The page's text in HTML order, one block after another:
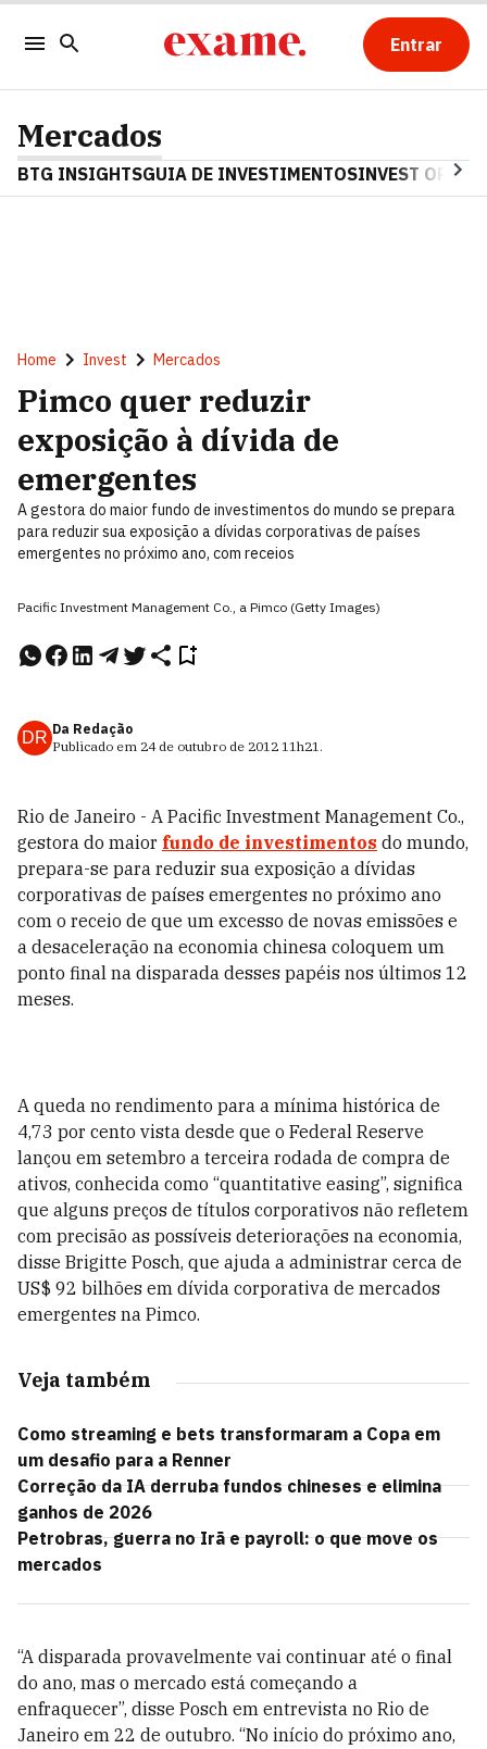
Entrar
Mercados
BTG INSIGHTSGUIA DE INVESTIMENTOSINVEST OPINA
Home Invest Mercados
Pimco quer reduzir
exposição à dívida de
emergentes
A gestora do maior fundo de investimentos do mundo se prepara
para reduzir sua exposição a dívidas corporativas de países
emergentes no próximo ano, com receios
Pacific Investment Management Co., a Pimco (Getty Images)
DR Da Redação
Publicado em 24 de outubro de 2012 11h21.
Rio de Janeiro - A Pacific Investment Management Co.,
gestora do maior fundo de investimentos do mundo,
prepara-se para reduzir sua exposição a dívidas
corporativas de países emergentes no próximo ano
com o receio de que um excesso de novas emissões e
a desaceleração na economia chinesa coloquem um
ponto final na disparada desses papéis nos últimos 12
meses.
A queda no rendimento para a mínima histórica de
4,73 por cento vista desde que o Federal Reserve
lançou em setembro a terceira rodada de compra de
ativos, conhecida como “quantitative easing”, significa
que alguns preços de títulos corporativos não refletem
com precisão as possíveis deteriorações na economia,
disse Brigitte Posch, que ajuda a administrar cerca de
US$ 92 bilhões em dívida corporativa de mercados
emergentes na Pimco.
Veja também
Como streaming e bets transformaram a Copa em
um desafio para a Renner
Correção da IA derruba fundos chineses e elimina
ganhos de 2026
Petrobras, guerra no Irã e payroll: o que move os
mercados
“A disparada provavelmente vai continuar até o final
do ano, mas o mercado está começando a
enfraquecer”, disse Posch em entrevista no Rio de
Janeiro em 22 de outubro. “No início do próximo ano,